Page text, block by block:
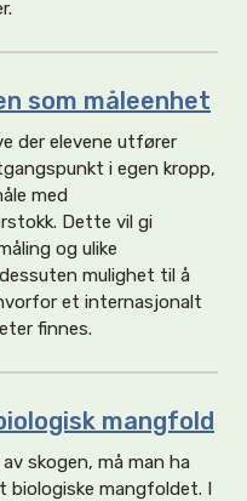
som måleenhet
der elevene utfører
i egen kropp,
med
Dette vil gi
og ulike
mulighet til å
et internasjonalt
finnes.
mangfold
skogen, må man ha
biologiske mangfoldet. I